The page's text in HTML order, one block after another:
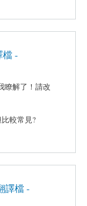
檔 -
瞭解了！請改
較常見?
譯檔 -